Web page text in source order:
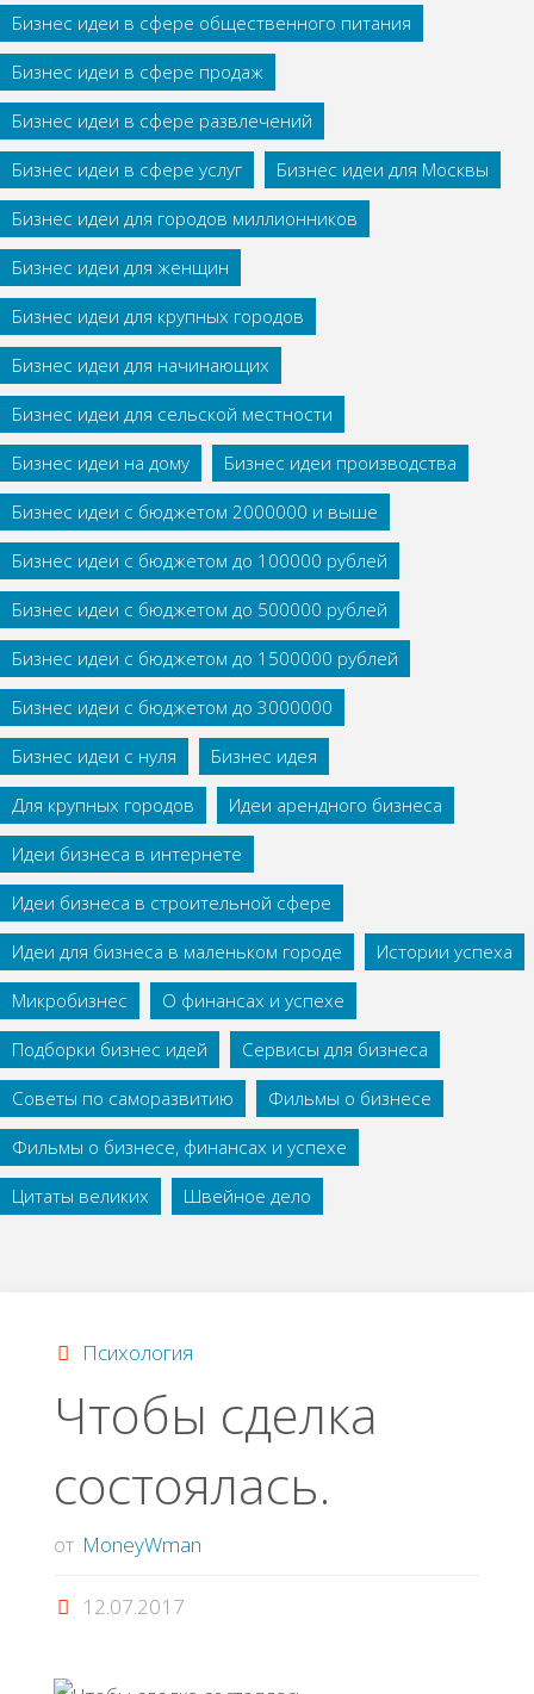
Бизнес идеи в сфере общественного питания
Бизнес идеи в сфере продаж
Бизнес идеи в сфере развлечений
Бизнес идеи в сфере услуг
Бизнес идеи для Москвы
Бизнес идеи для городов миллионников
Бизнес идеи для женщин
Бизнес идеи для крупных городов
Бизнес идеи для начинающих
Бизнес идеи для сельской местности
Бизнес идеи на дому
Бизнес идеи производства
Бизнес идеи с бюджетом 2000000 и выше
Бизнес идеи с бюджетом до 100000 рублей
Бизнес идеи с бюджетом до 500000 рублей
Бизнес идеи с бюджетом до 1500000 рублей
Бизнес идеи с бюджетом до 3000000
Бизнес идеи с нуля
Бизнес идея
Для крупных городов
Идеи арендного бизнеса
Идеи бизнеса в интернете
Идеи бизнеса в строительной сфере
Идеи для бизнеса в маленьком городе
Истории успеха
Микробизнес
О финансах и успехе
Подборки бизнес идей
Сервисы для бизнеса
Советы по саморазвитию
Фильмы о бизнесе
Фильмы о бизнесе, финансах и успехе
Цитаты великих
Швейное дело
Психология
Чтобы сделка
состоялась.
от MoneyWman
12.07.2017